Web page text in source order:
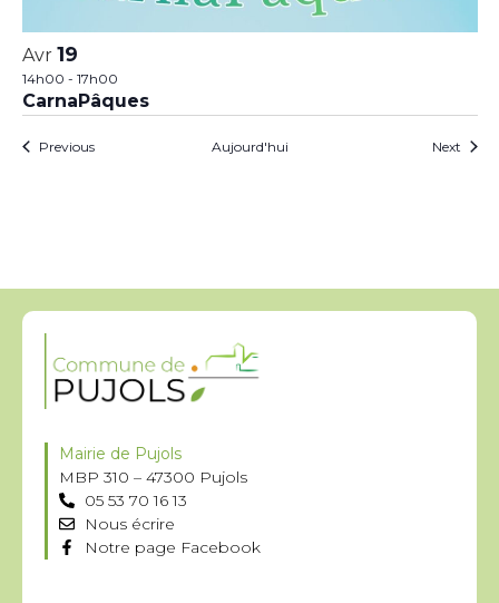
Avr 19
14h00 - 17h00
CarnaPâques
PreviousÉvènements Aujourd'hui Next
Mairie de Pujols
MBP 310 – 47300 Pujols
05 53 70 16 13
Nous écrire
Notre page Facebook